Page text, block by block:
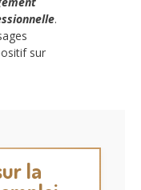
.
sur
la